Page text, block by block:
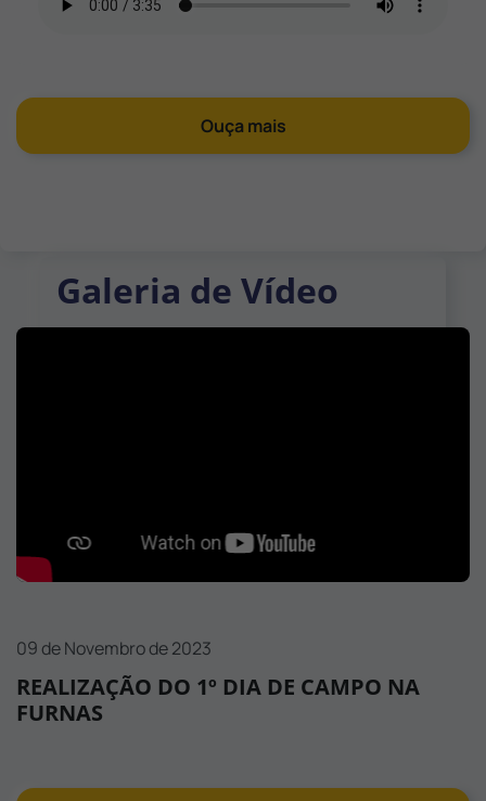
Ouça mais
Galeria de Vídeo
09 de Novembro de 2023
REALIZAÇÃO DO 1º DIA DE CAMPO NA
FURNAS